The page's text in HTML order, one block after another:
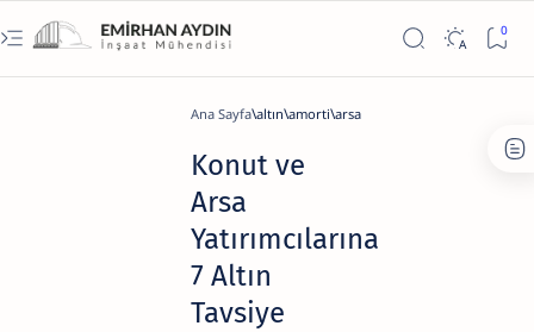
Ana Sayfa altın amorti arsa
Konut ve
Arsa
Yatırımcılarına
7 Altın
Tavsiye